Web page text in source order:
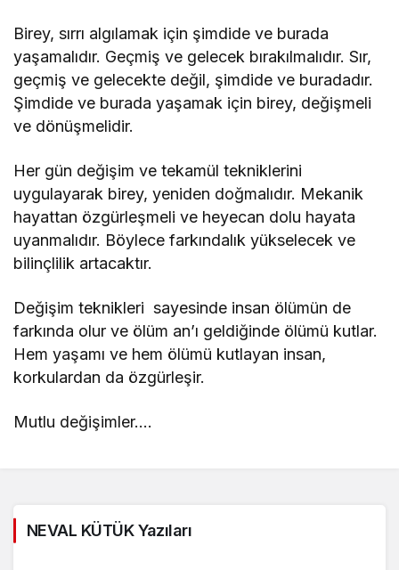
Birey, sırrı algılamak için şimdide ve burada
yaşamalıdır. Geçmiş ve gelecek bırakılmalıdır. Sır,
geçmiş ve gelecekte değil, şimdide ve buradadır.
Şimdide ve burada yaşamak için birey, değişmeli
ve dönüşmelidir.
Her gün değişim ve tekamül tekniklerini
uygulayarak birey, yeniden doğmalıdır. Mekanik
hayattan özgürleşmeli ve heyecan dolu hayata
uyanmalıdır. Böylece farkındalık yükselecek ve
bilinçlilik artacaktır.
Değişim teknikleri sayesinde insan ölümün de
farkında olur ve ölüm an’ı geldiğinde ölümü kutlar.
Hem yaşamı ve hem ölümü kutlayan insan,
korkulardan da özgürleşir.
Mutlu değişimler….
NEVAL KÜTÜK Yazıları